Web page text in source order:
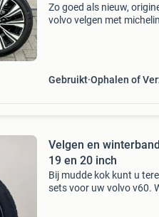
Zo goed als nieuw,
volvo velgen met
Gebruikt Ophalen of
Velgen en
19 en 20 inch
Bij mudde kok kunt u
sets voor uw volvo v60.